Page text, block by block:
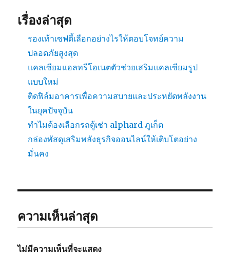
เรื่องล่าสุด
รองเท้าเซฟตี้เลือกอย่างไรให้ตอบโจทย์ความ
ปลอดภัยสูงสุด
แคลเซียมแอลทรีโอเนตตัวช่วยเสริมแคลเซียมรูป
แบบใหม่
ติดฟิล์มอาคารเพื่อความสบายและประหยัดพลังงาน
ในยุคปัจจุบัน
ทำไมต้องเลือกรถตู้เช่า alphard ภูเก็ต
กล่องพัสดุเสริมพลังธุรกิจออนไลน์ให้เติบโตอย่าง
มั่นคง
ความเห็นล่าสุด
ไม่มีความเห็นที่จะแสดง